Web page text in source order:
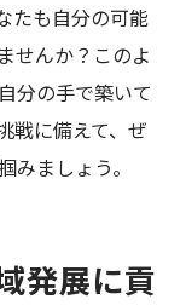
たも自分の可能
せんか？このよ
分の手で築いて
戦に備えて、ぜ
ましょう。
発展に貢